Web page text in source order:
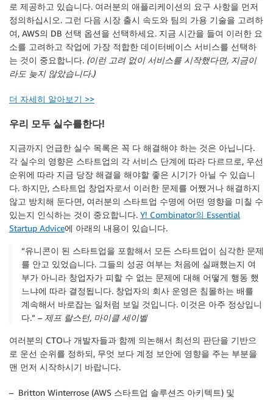
로 제공하고 있습니다. 여러분의 애플리케이션의 요구 사항을 먼저
정의하십시오. 그런 다음 시장 출시 속도와 팀의 가용 기술을 고려하
여, AWS의 DB 선택 옵션을 선택하세요. 지금 시간을 들여 이러한 요
소를 고려하고 작업에 가장 적합한 데이터베이스 서비스를 선택하
는 것이 중요합니다. (이런 고려 없이 서비스를 시작했다면, 지금이
라도 늦지 않았습니다.)
더 자세히 알아보기 >>
우리 모두 실수를한다!
지금까지 언급한 실수 목록은 꼭 다 해결해야 하는 것은 아닙니다.
각 실수의 영향은 스타트업의 각 서비스 단계에 따라 다르므로, 우선
순위에 따라 지금 당장 해결을 해야할 좋은 시기가 아닐 수 있습니
다. 하지만, 스타트업 창업자로서 이러한 문제를 어쨌거나 해결하지
않고 방치해 둔다면, 여러분의 스타트업 수명에 어떤 영향을 미칠 수
있는지 인식하는 것이 중요합니다. Y! Combinator의 Essential
Startup Advice에 아래의 내용이 있습니다.
“유니콘이 된 스타트업을 포함해서 모든 스타트업이 심각한 문제
를 안고 있었습니다. 그들의 성공 여부는 처음에 실패했는지 여
부가 아니라 창업자가 피할 수 없는 문제에 대해 어떻게 행동 했
느냐에 따라 결정됩니다. 창업자의 회사 운영은 침몰하는 배를
계속해서 바로잡는 일처럼 보일 것입니다. 이것은 아주 정상입니
다.” – 제프 랄스턴, 마이클 세이벨
여러분의 CTO나 개발자들과 함께 의논해서 최선의 판단을 기반으
로 운선 순위를 정하되, 무엇 보다 계정 보안에 영향을 주는 부분을
맨 먼저 시작하시기 바랍니다.
– Britton Winterrose (AWS 스타트업 솔루션즈 아키텍트) 및